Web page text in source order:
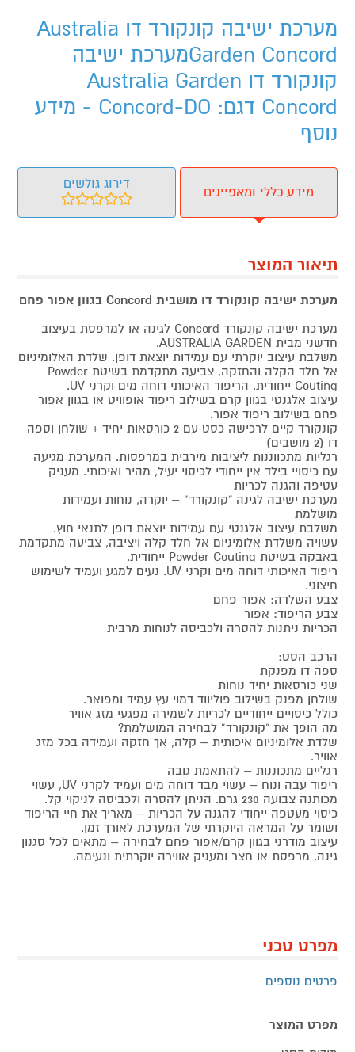
מערכת ישיבה קונקורד דו Australia
Garden Concordמערכת ישיבה
קונקורד דו Australia Garden
Concord דגם: Concord-DO - מידע
נוסף
מידע כללי ומאפיינים
דירוג גולשים
תיאור המוצר
מערכת ישיבה קונקורד דו מושבית Concord בגוון אפור פחם
מערכת ישיבה קונקורד Concord לגינה או למרפסת בעיצוב
חדשני מבית AUSTRALIA GARDEN.
משלבת עיצוב יוקרתי עם עמידות יוצאת דופן. שלדת האלומיניום
אל חלד הקלה והחזקה, צביעה מתקדמת בשיטת Powder
Couting ייחודית. הריפוד האיכותי דוחה מים וקרני UV.
עיצוב אלגנטי בגוון קרם בשילוב ריפוד אופוויט או בגוון אפור
פחם בשילוב ריפוד אפור.
קונקורד קיים לרכישה כסט עם 2 כורסאות יחיד + שולחן וספה
דו (2 מושבים)
רגליות מתכווננות ליציבות מירבית במרפסות. המערכת מגיעה
עם כיסויי בילד אין ייחודי לכיסוי יעיל, מהיר ואיכותי. מעניק
עטיפה והגנה לכריות
מערכת ישיבה לגינה “קונקורד” – יוקרה, נוחות ועמידות
מושלמת
משלבת עיצוב אלגנטי עם עמידות יוצאת דופן לתנאי חוץ.
עשויה משלדת אלומיניום אל חלד קלה ויציבה, צביעה מתקדמת
באבקה בשיטת Powder Couting ייחודית.
ריפוד האיכותי דוחה מים וקרני UV. נעים למגע ועמיד לשימוש
חיצוני.
צבע השלדה: אפור פחם
צבע הריפוד: אפור
הכריות ניתנות להסרה ולכביסה לנוחות מרבית
הרכב הסט:
ספה דו מפנקת
שני כורסאות יחיד נוחות
שולחן מפנק בשילוב פוליווד דמוי עץ עמיד ומפואר.
כולל כיסויים ייחודיים לכריות לשמירה מפגעי מזג אוויר
מה הופך את “קונקורד” לבחירה המושלמת?
שלדת אלומיניום איכותית – קלה, אך חזקה ועמידה בכל מזג
אוויר.
רגליים מתכוננות – להתאמת גובה
ריפוד עבה ונוח – עשוי מבד דוחה מים ועמיד לקרני UV, עשוי
מכותנה צבועה 230 גרם. הניתן להסרה ולכביסה לניקוי קל.
כיסוי מעטפה ייחודי להגנה על הכריות – מאריך את חיי הריפוד
ושומר על המראה היוקרתי של המערכת לאורך זמן.
עיצוב מודרני בגוון קרם/אפור פחם לבחירה – מתאים לכל סגנון
גינה, מרפסת או חצר ומעניק אווירה יוקרתית ונעימה.
מפרט טכני
פרטים נוספים
מפרט המוצר